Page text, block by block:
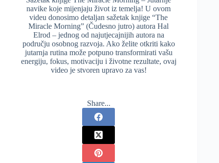
navike koje mijenjaju život iz temelja! U ovom
videu donosimo detaljan sažetak knjige “The
Miracle Morning” (Čudesno jutro) autora Hal
Elrod – jednog od najutjecajnijih autora na
području osobnog razvoja. Ako želite otkriti kako
jutarnja rutina može potpuno transformirati vašu
energiju, fokus, motivaciju i životne rezultate, ovaj
video je stvoren upravo za vas!
Share...